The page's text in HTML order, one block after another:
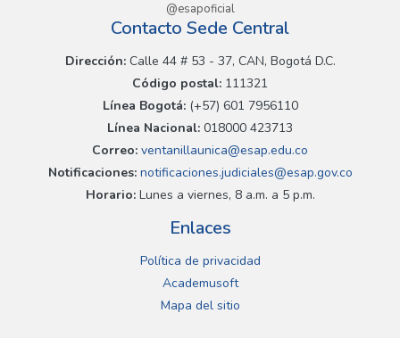
@esapoficial
Contacto Sede Central
Dirección:Calle 44 # 53 - 37, CAN, Bogotá D.C.
Código postal: 111321
Línea Bogotá:(+57) 601 7956110
Línea Nacional: 018000 423713
Correo: ventanillaunica@esap.edu.co
Notificaciones:notificaciones.judiciales@esap.gov.co
Horario:Lunes a viernes, 8 a.m. a 5 p.m.
Enlaces
Política de privacidad
Academusoft
Mapa del sitio